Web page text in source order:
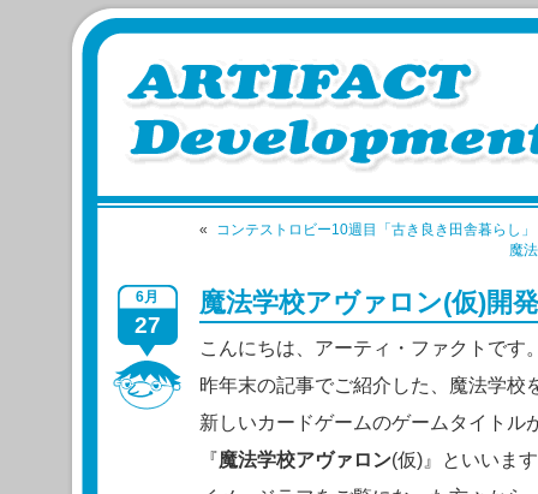
«
コンテストロビー10週目「古き良き田舎暮らし」
魔
6月
27
魔法学校アヴァロン(仮)開
こんにちは、アーティ・ファクトです
昨年末の記事でご紹介した、魔法学校
新しいカードゲームのゲームタイトル
『魔法学校アヴァロン(仮)』といいま